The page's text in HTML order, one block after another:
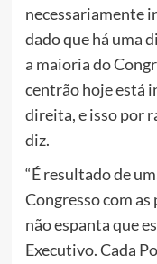
necessariamente
dado que há uma
a maioria do
centrão hoje está
direita, e isso por
diz.
“É resultado de
Congresso com
não espanta que
Executivo. Cada